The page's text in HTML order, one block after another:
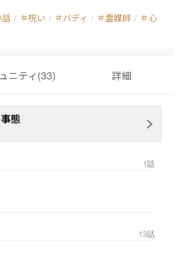
かし、紅凛はなぜか蒼汰が1人で
な少女の正体は——。
ているような気がする。誰を信じ
ーズ２作目です。
話 / ＃呪い / ＃バディ / ＃霊媒師 / ＃心
ニティ (33) 詳細
態
1話
13話